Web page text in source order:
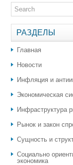
РАЗДЕЛЫ
Главная
Новости
Инфляция и
Экономическая
Инфраструктура
Рынок и закон
Сущность и
Социально
экономика